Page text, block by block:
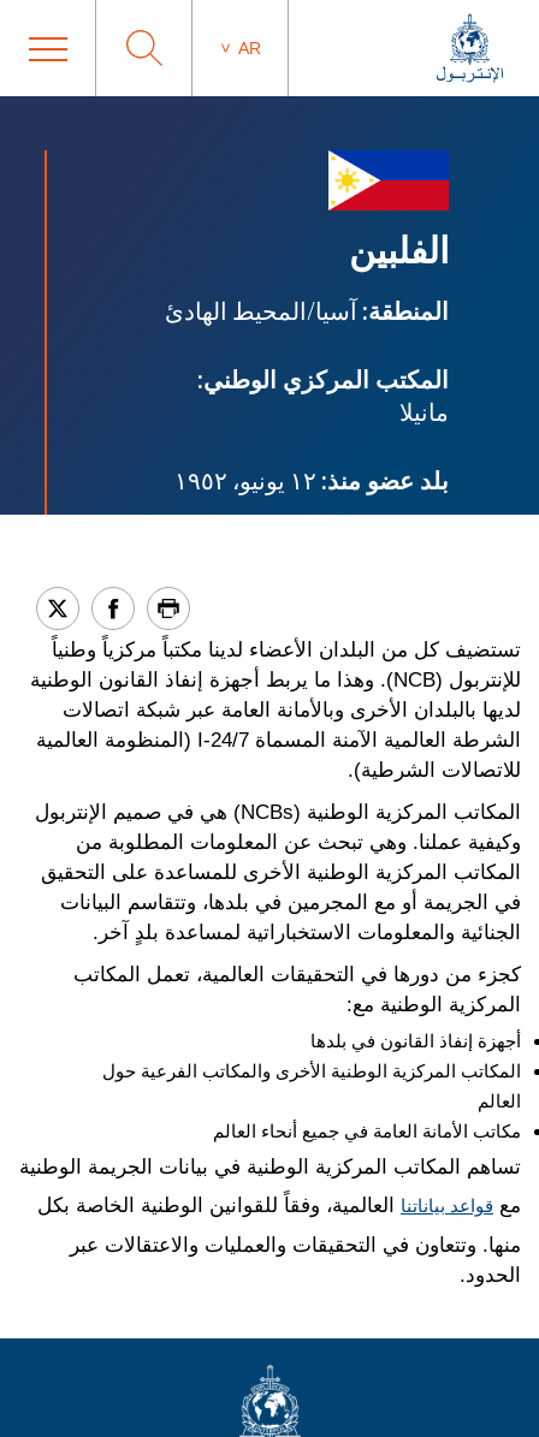
AR
الفلبين
المنطقة:آسيا/المحيط الهادئ
المكتب المركزي الوطني:
مانيلا
بلد عضو منذ:
تستضيف كل من البلدان الأعضاء لدينا مكتباً مركزياً وطنياً
للإنتربول (NCB). وهذا ما يربط أجهزة إنفاذ القانون الوطنية
لديها بالبلدان الأخرى وبالأمانة العامة عبر شبكة اتصالات
الشرطة العالمية الآمنة المسماة I-24/7 (المنظومة العالمية
للاتصالات الشرطية).
المكاتب المركزية الوطنية (NCBs) هي في صميم الإنتربول
وكيفية عملنا. وهي تبحث عن المعلومات المطلوبة من
المكاتب المركزية الوطنية الأخرى للمساعدة على التحقيق
في الجريمة أو مع المجرمين في بلدها، وتتقاسم البيانات
الجنائية والمعلومات الاستخباراتية لمساعدة بلدٍ آخر.
كجزء من دورها في التحقيقات العالمية، تعمل المكاتب
المركزية الوطنية مع:
أجهزة إنفاذ القانون في بلدها
المكاتب المركزية الوطنية الأخرى والمكاتب الفرعية حول
العالم
مكاتب الأمانة العامة في جميع أنحاء العالم
تساهم المكاتب المركزية الوطنية في بيانات الجريمة الوطنية
مع قواعد بياناتنا
العالمية، وفقاً للقوانين الوطنية الخاصة بكل
منها. وتتعاون في التحقيقات والعمليات والاعتقالات عبر
الحدود.